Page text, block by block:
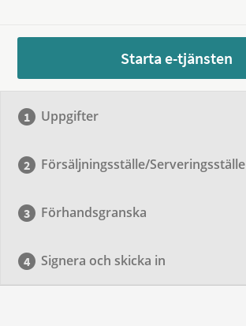
Starta e-tjänsten
Uppgifter
Försäljningsställe/Serveringsställe
Förhandsgranska
Signera och skicka in